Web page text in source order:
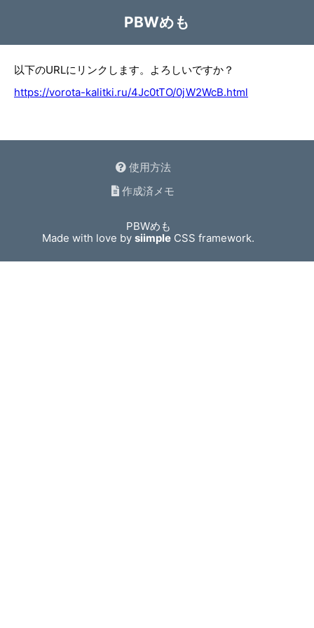
PBWめも
以下のURLにリンクします。よろしいですか？
https://vorota-kalitki.ru/4Jc0tTO/0jW2WcB.html
使用方法
作成済メモ
PBWめも
Made with love bysiimple CSS framework.